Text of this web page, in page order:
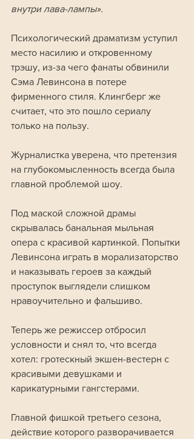
внутри лава-лампы».
Психологический драматизм уступил
место насилию и откровенному
трэшу, из-за чего фанаты обвинили
Сэма Левинсона в потере
фирменного стиля. Клингберг же
считает, что это пошло сериалу
только на пользу.
Журналистка уверена, что претензия
на глубокомысленность всегда была
главной проблемой шоу.
Под маской сложной драмы
скрывалась банальная мыльная
опера с красивой картинкой. Попытки
Левинсона играть в морализаторство
и наказывать героев за каждый
проступок выглядели слишком
нравоучительно и фальшиво.
Теперь же режиссер отбросил
условности и снял то, что всегда
хотел: гротескный экшен-вестерн с
красивыми девушками и
карикатурными гангстерами.
Главной фишкой третьего сезона,
действие которого разворачивается